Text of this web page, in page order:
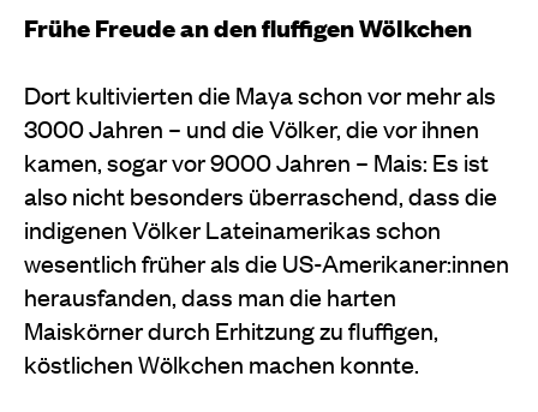
Frühe Freude an den fluffigen Wölkchen
Dort kultivierten die Maya schon vor mehr als
3000 Jahren – und die Völker, die vor ihnen
kamen, sogar vor 9000 Jahren – Mais: Es ist
also nicht besonders überraschend, dass die
indigenen Völker Lateinamerikas schon
wesentlich früher als die US-Amerikaner:innen
herausfanden, dass man die harten
Maiskörner durch Erhitzung zu fluffigen,
köstlichen Wölkchen machen konnte.